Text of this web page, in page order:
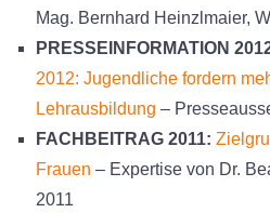
Mag. Bernhard Heinzlmaier,
PRESSEINFORMATION
2012: Jugendliche fordern
Lehrausbildung –
FACHBEITRAG 2011:
Frauen – Expertise von Dr.
2011